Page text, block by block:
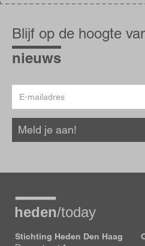
op
de
hoogte
Blijf op de hoogte
nieuws
mailadres
Meld je aan!
Stichting Heden Den Haag